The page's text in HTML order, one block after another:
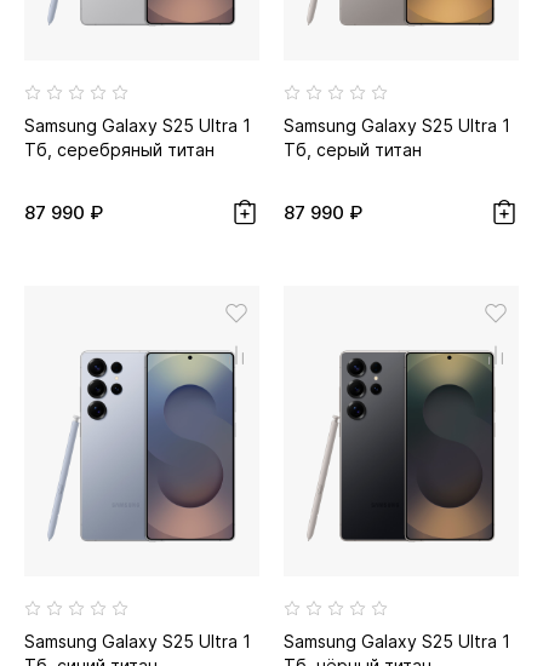
Samsung Galaxy S25 Ultra 1
Тб, серебряный титан
87 990 ₽
Samsung Galaxy S25 Ultra 1
Тб, серый титан
87 990 ₽
Samsung Galaxy S25 Ultra 1
Samsung Galaxy S25 Ultra 1